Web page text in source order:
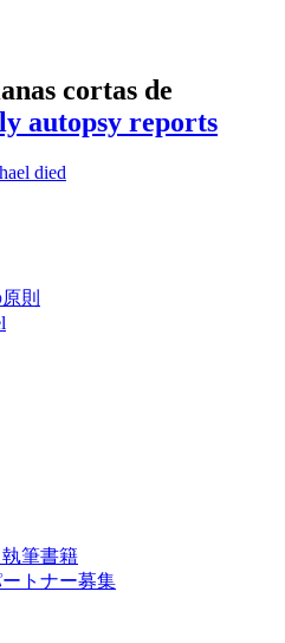
cortas de
autopsy reports
died
則
筆書籍
トナー募集